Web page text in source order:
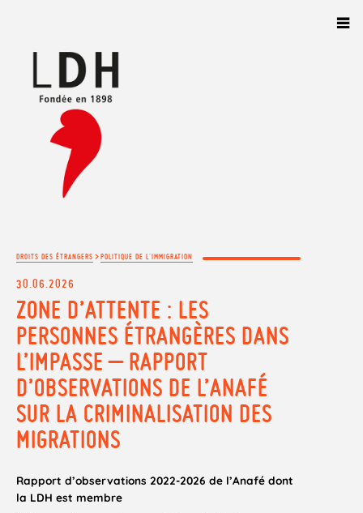
DROITS DES ÉTRANGERS >POLITIQUE DE L'IMMIGRATION
30.06.2026
ZONE D’ATTENTE : LES
PERSONNES ÉTRANGÈRES DANS
L’IMPASSE – RAPPORT
D’OBSERVATIONS DE L’ANAFÉ
SUR LA CRIMINALISATION DES
MIGRATIONS
Rapport d’observations 2022-2026 de l’Anafé dont
la LDH est membre